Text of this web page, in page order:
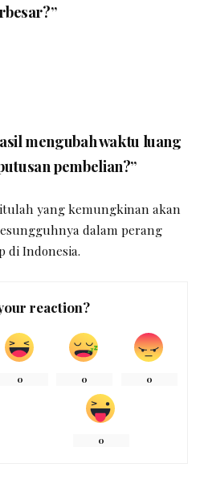
mengubah waktu luang
pembelian?”
yang kemungkinan akan
dalam perang
di Indonesia.
reaction?
0 0 0
0